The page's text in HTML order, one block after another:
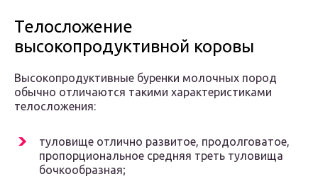
Телосложение
высокопродуктивной коровы
Высокопродуктивные буренки молочных пород
обычно отличаются такими характеристиками
телосложения:
туловище отлично развитое, продолговатое,
пропорциональное средняя треть туловища
бочкообразная;